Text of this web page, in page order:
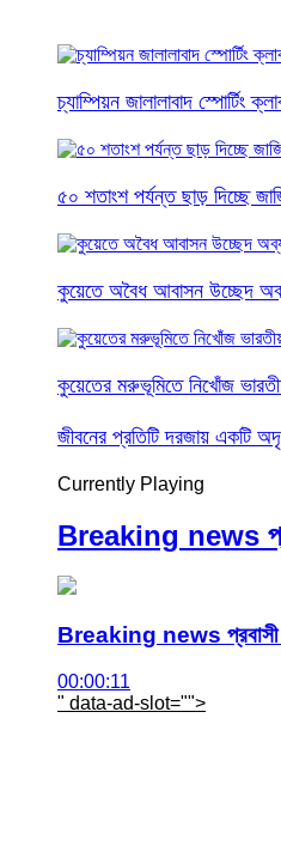
চ্যাম্পিয়ন জালালাবাদ স্পোর্টিং
৫০ শতাংশ পর্যন্ত ছাড় দিচ্ছে
কুয়েতে অবৈধ আবাসন উচ্ছেদ
কুয়েতের মরুভূমিতে নিখোঁজ
জীবনের প্রতিটি দরজায় একটি
Currently Playing
Breaking news
Breaking news প্রবাসী
00:00:11
" data-ad-slot="">